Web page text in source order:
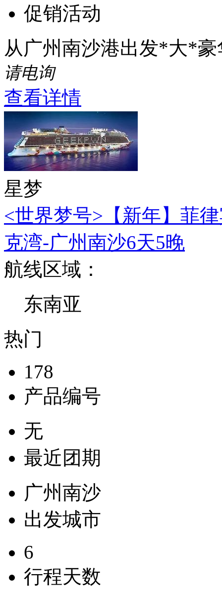
促销活动
从广州南沙港出发*大*
请电询
查看详情
星梦
<世界梦号>【新年】菲
克湾-广州南沙6天5晚
航线区域：
东南亚
热门
178
产品编号
无
最近团期
广州南沙
出发城市
6
行程天数